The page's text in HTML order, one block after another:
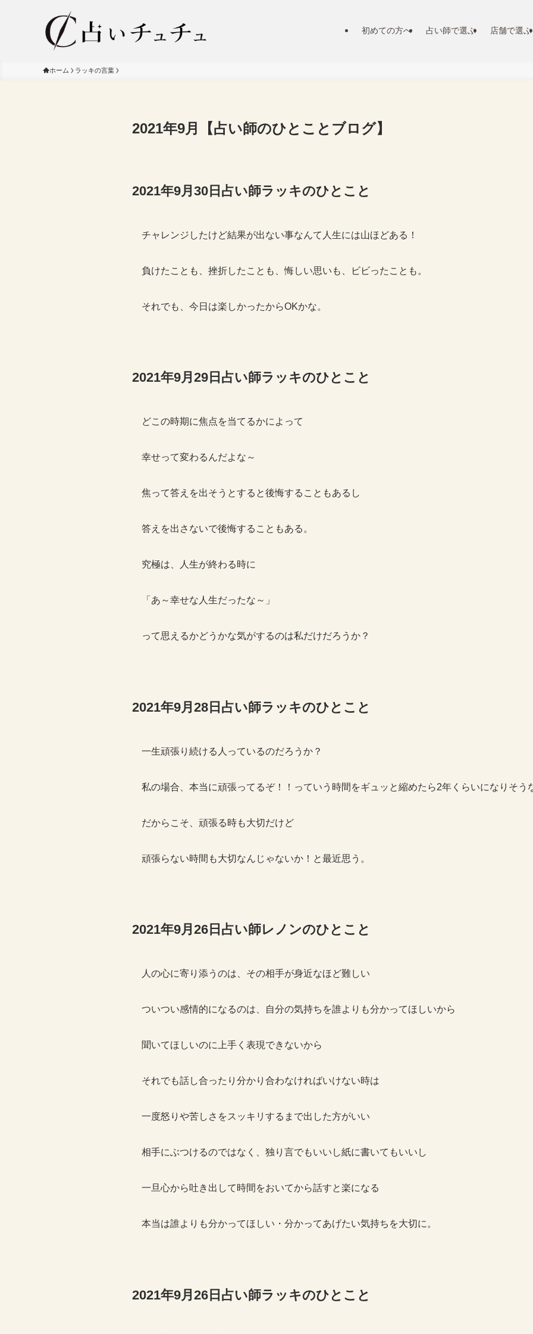
初めての方へ 占い師で選ぶ 店舗で選ぶ
ホーム ラッキの言葉
2021年9月【占い師のひとことブログ】
2021年9月30日占い師ラッキのひとこと
チャレンジしたけど結果が出ない事なんて人生には山ほどある！
負けたことも、挫折したことも、悔しい思いも、ビビったことも。
それでも、今日は楽しかったからOKかな。
2021年9月29日占い師ラッキのひとこと
どこの時期に焦点を当てるかによって
幸せって変わるんだよな～
焦って答えを出そうとすると後悔することもあるし
答えを出さないで後悔することもある。
究極は、人生が終わる時に
「あ～幸せな人生だったな～」
って思えるかどうかな気がするのは私だけだろうか？
2021年9月28日占い師ラッキのひとこと
一生頑張り続ける人っているのだろうか？
私の場合、本当に頑張ってるぞ！！っていう時間をギュッと縮めたら2年くらいになりそう
だからこそ、頑張る時も大切だけど
頑張らない時間も大切なんじゃないか！と最近思う。
2021年9月26日占い師レノンのひとこと
人の心に寄り添うのは、その相手が身近なほど難しい
ついつい感情的になるのは、自分の気持ちを誰よりも分かってほしいから
聞いてほしいのに上手く表現できないから
それでも話し合ったり分かり合わなければいけない時は
一度怒りや苦しさをスッキリするまで出した方がいい
相手にぶつけるのではなく、独り言でもいいし紙に書いてもいいし
一旦心から吐き出して時間をおいてから話すと楽になる
本当は誰よりも分かってほしい・分かってあげたい気持ちを大切に。
2021年9月26日占い師ラッキのひとこと